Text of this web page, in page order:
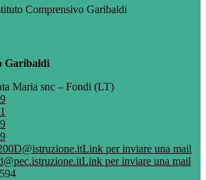
Comprensivo Garibaldi
Garibaldi
Maria snc – Fondi (LT)
Link per inviare una mail
Link per inviare una mail